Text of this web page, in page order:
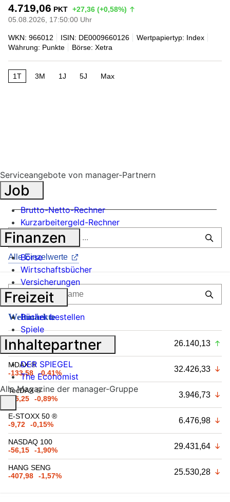
4.719,06 PKT +27,36 (+0,58%)
05.08.2026, 17:50:00 Uhr
WKN: 966012 ISIN: DE0009660126
Wertpapiertyp: Index
Währung: Punkte
Börse: Xetra
1T 3M 1J 5J Max
Alle Einzelwerte
Weltmärkte
DAX ®
+13,83
+0,05% 26.140,13
MDAX ®
-133,58
-0,41% 32.426,33
TecDAX ®
-35,25
-0,89% 3.946,73
E-STOXX 50 ®
-9,72
-0,15% 6.476,98
NASDAQ 100
-56,15
-1,90% 29.431,64
HANG SENG
-407,98
-1,57% 25.530,28
Serviceangebote von manager-Partnern
Job
Brutto-Netto-Rechner
Kurzarbeitergeld-Rechner
Finanzen
Börse
Wirtschaftsbücher
Versicherungen
Freizeit
Bücher bestellen
Spiele
Inhaltepartner
DER SPIEGEL
The Economist
Alle Magazine der manager-Gruppe